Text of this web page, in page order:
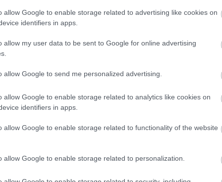
allow Google to enable storage related to advertising like cookies on
identifiers in apps.
allow my user data to be sent to Google for online advertising
allow Google to send me personalized advertising.
allow Google to enable storage related to analytics like cookies on
identifiers in apps.
allow Google to enable storage related to functionality of the website
allow Google to enable storage related to personalization.
az Európai Mobilitási Hét(vége) alkalmából
2023.02.22. 02:07 :: Hamster
közlekedésbarátok számára. Nem csak az október végéig minden
troli, hol busz, és persze állandóan villamos. Szeptember 17-18-án aztán
5komment